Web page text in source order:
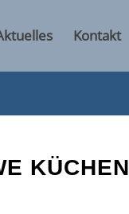
Kontakt
KÜCHEN